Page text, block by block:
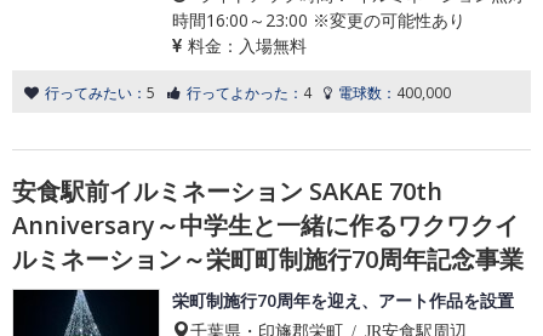
時間16:00～23:00 ※変更の可能性あり
料金： 入場無料
行ってみたい： 5 行ってよかった： 4 電球数： 400,000
安食駅前イルミネーション SAKAE 70th
Anniversary～中学生と一緒に作るワクワクイ
ルミネーション～栄町町制施行70周年記念事業
栄町制施行70周年を迎え、アート作品を設置
千葉県・印旛郡栄町 / JR安食駅周辺